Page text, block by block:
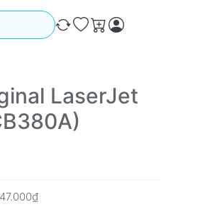
hiện khi bạn nhập. Nhấn phím
So sánh
Ưa thích
Giỏ hàng
LaserJet